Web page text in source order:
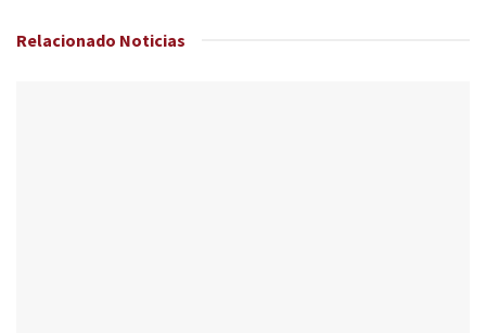
Relacionado Noticias